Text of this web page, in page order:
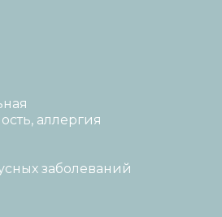
аллергия
заболеваний